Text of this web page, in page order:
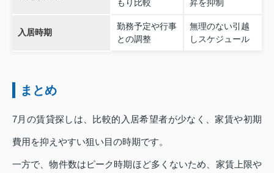
もり比較
昇を抑制
入居時期
勤務予定や行事
との調整
無理のない引越
しスケジュール
まとめ
7月の賃貸探しは、比較的入居希望者が少なく、家賃や初期
費用を抑えやすい狙い目の時期です。
一方で、物件数はピーク時期ほど多くないため、家賃上限や